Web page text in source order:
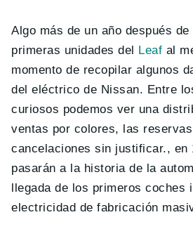
Algo más de un año después
primeras unidades del Leaf al
momento de recopilar algunos
del eléctrico de Nissan. Entre
curiosos podemos ver una
ventas por colores, las
cancelaciones sin justificar., en
pasarán a la historia de la
llegada de los primeros coches
electricidad de fabricación